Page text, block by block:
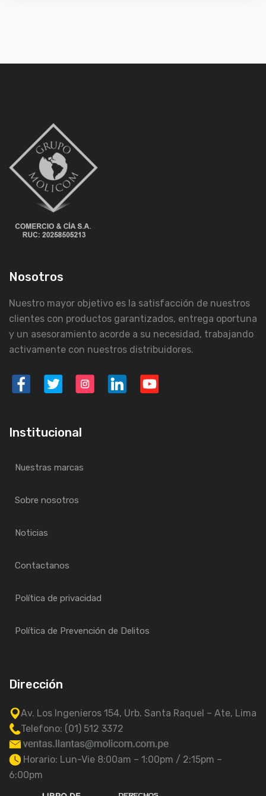
Nosotros
Nuestro mayor objetivo es la satisfacción de nuestros
clientes con productos garantizados, entrega oportuna
y un asesoramiento acorde a su necesidad, trabajando
activamente con nuestros distribuidores.
Institucional
Nuestras marcas
Sobre nosotros
Noticias
Contactanos
Política de privacidad
Política de Prevención de Delitos
Dirección
Av. Los Ingenieros 154, Urb. Santa Raquel – Ate, Lima
Telefono: (01) 512 3372
Horario: Lun-Vie 8:00am – 1:00pm / 2:15pm –
6:00pm